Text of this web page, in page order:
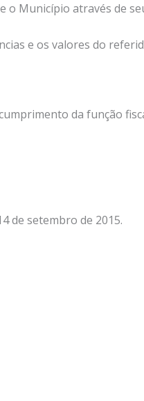
o Município através de
e os valores do
da função
de setembro de 2015.